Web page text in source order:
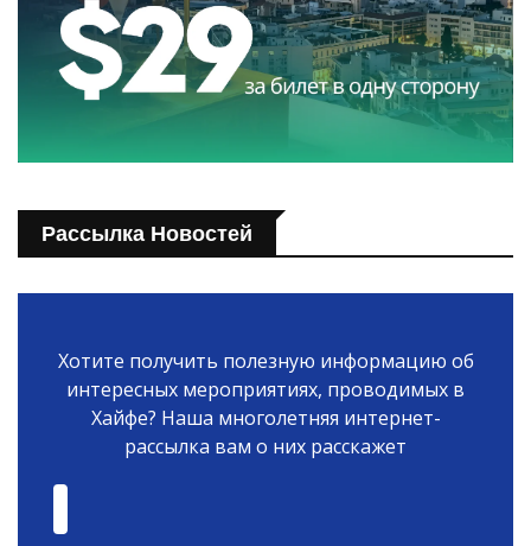
Рассылка Новостей
Хотите получить полезную информацию об
интересных мероприятиях, проводимых в
Хайфе? Наша многолетняя интернет-
рассылка вам о них расскажет